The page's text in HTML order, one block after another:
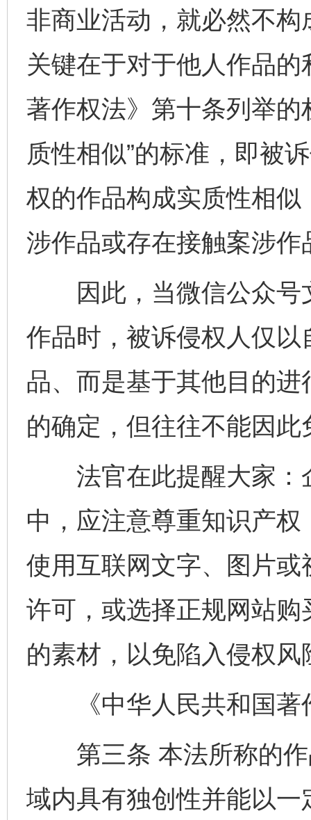
非商业活动，就必然不
关键在于对于他人作品
著作权法》第十条列举的
质性相似”的标准，即被
权的作品构成实质性相
涉作品或存在接触案涉作
因此，当微信公众号
作品时，被诉侵权人仅
品、而是基于其他目的
的确定，但往往不能因
法官在此提醒大家：
中，应注意尊重知识产
使用互联网文字、图片
许可，或选择正规网站
的素材，以免陷入侵权风
《中华人民共和国著
第三条 本法所称的作
域内具有独创性并能以